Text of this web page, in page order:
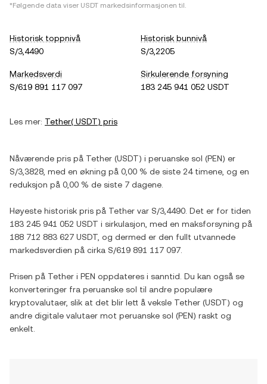
*Følgende data viser USDT markedsinformasjonen til.
Historisk toppnivå
S/3,4490
Historisk bunnivå
S/3,2205
Markedsverdi
S/619 891 117 097
Sirkulerende forsyning
183 245 941 052 USDT
Les mer: Tether( USDT) pris
Nåværende pris på Tether (USDT) i peruanske sol (PEN) er
S/3,3828 , med en økning på 0,00 % de siste 24 timene, og en
reduksjon på 0,00 % de siste 7 dagene.
Høyeste historisk pris på Tether var S/3,4490 . Det er for tiden
183 245 941 052 USDT i sirkulasjon, med en maksforsyning på
188 712 883 627 USDT , og dermed er den fullt utvannede
markedsverdien på cirka S/619 891 117 097
Prisen på Tether i PEN oppdateres i sanntid. Du kan også se
konverteringer fra peruanske sol til andre populære
kryptovalutaer, slik at det blir lett å veksle Tether (USDT) og
andre digitale valutaer mot peruanske sol (PEN) raskt og
enkelt.